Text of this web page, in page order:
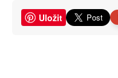
Uložit